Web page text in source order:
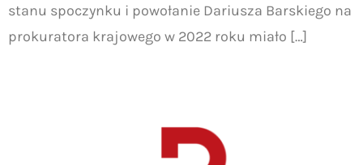
stanu spoczynku i powołanie Dariusza Barskiego na
prokuratora krajowego w 2022 roku miało […]